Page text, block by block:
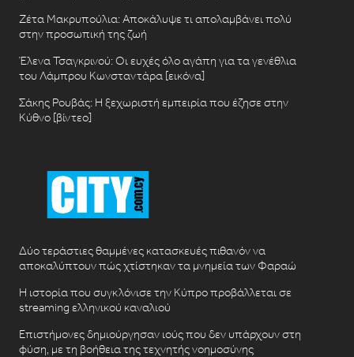
Ζέτα Μακρυπούλια: Αποκάλυψε τι απολαμβάνει πολύ
στην προσωπική της ζωή
Έλενα Τσαγκρινού: Οι ευχές όλο αγάπη για τα γενέθλια
του Λάμπρου Κωνσταντάρα [εικόνα]
Σάκης Ρουβάς: Η ξεχωριστή εμπειρία που έζησε στην
Κύθνο [βίντεο]
Δύο τεράστιες θαμμένες κατασκευές πιθανόν να
αποκαλύπτουν πώς χτίστηκαν τα μνημεία των Φαραώ
Η ιστορία που συγκλόνισε την Κύπρο προβάλλεται σε
streaming ελληνικού καναλιού
Επιστήμονες δημιούργησαν ιούς που δεν υπάρχουν στη
φύση, με τη βοήθεια της τεχνητής νοημοσύνης